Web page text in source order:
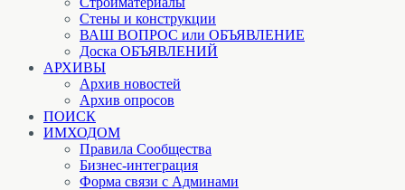
Стены и конструкции
ВАШ ВОПРОС или ОБЪЯВЛЕНИЕ
Доска ОБЪЯВЛЕНИЙ
АРХИВЫ
Архив новостей
Архив опросов
ПОИСК
ИМХОДОМ
Правила Сообщества
Бизнес-интеграция
Форма связи с Админами